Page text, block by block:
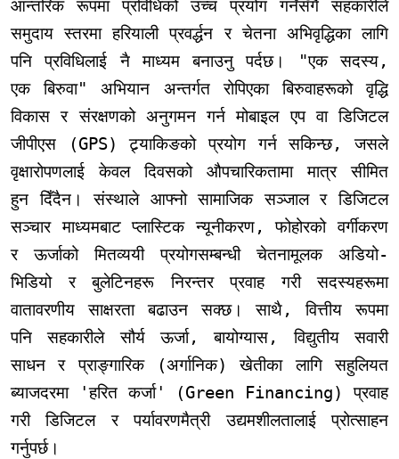
आन्तरिक रूपमा प्रविधिको उच्च प्रयोग गर्नेसँगै सहकारीले
समुदाय स्तरमा हरियाली प्रवर्द्धन र चेतना अभिवृद्धिका लागि
पनि प्रविधिलाई नै माध्यम बनाउनु पर्दछ। "एक सदस्य,
एक बिरुवा" अभियान अन्तर्गत रोपिएका बिरुवाहरूको वृद्धि
विकास र संरक्षणको अनुगमन गर्न मोबाइल एप वा डिजिटल
जीपीएस (GPS) ट्र्याकिङको प्रयोग गर्न सकिन्छ, जसले
वृक्षारोपणलाई केवल दिवसको औपचारिकतामा मात्र सीमित
हुन दिँदैन। संस्थाले आफ्नो सामाजिक सञ्जाल र डिजिटल
सञ्चार माध्यमबाट प्लास्टिक न्यूनीकरण, फोहोरको वर्गीकरण
र ऊर्जाको मितव्ययी प्रयोगसम्बन्धी चेतनामूलक अडियो-
भिडियो र बुलेटिनहरू निरन्तर प्रवाह गरी सदस्यहरूमा
वातावरणीय साक्षरता बढाउन सक्छ। साथै, वित्तीय रूपमा
पनि सहकारीले सौर्य ऊर्जा, बायोग्यास, विद्युतीय सवारी
साधन र प्राङ्गारिक (अर्गानिक) खेतीका लागि सहुलियत
ब्याजदरमा 'हरित कर्जा' (Green Financing) प्रवाह
गरी डिजिटल र पर्यावरणमैत्री उद्यमशीलतालाई प्रोत्साहन
गर्नुपर्छ।